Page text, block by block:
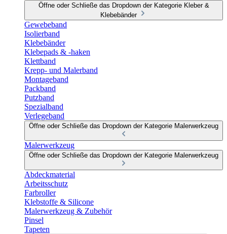
Öffne oder Schließe das Dropdown der Kategorie Kleber &
Klebebänder
Gewebeband
Isolierband
Klebebänder
Klebepads & -haken
Klettband
Krepp- und Malerband
Montageband
Packband
Putzband
Spezialband
Verlegeband
Öffne oder Schließe das Dropdown der Kategorie Malerwerkzeug
Malerwerkzeug
Öffne oder Schließe das Dropdown der Kategorie Malerwerkzeug
Abdeckmaterial
Arbeitsschutz
Farbroller
Klebstoffe & Silicone
Malerwerkzeug & Zubehör
Pinsel
Tapeten